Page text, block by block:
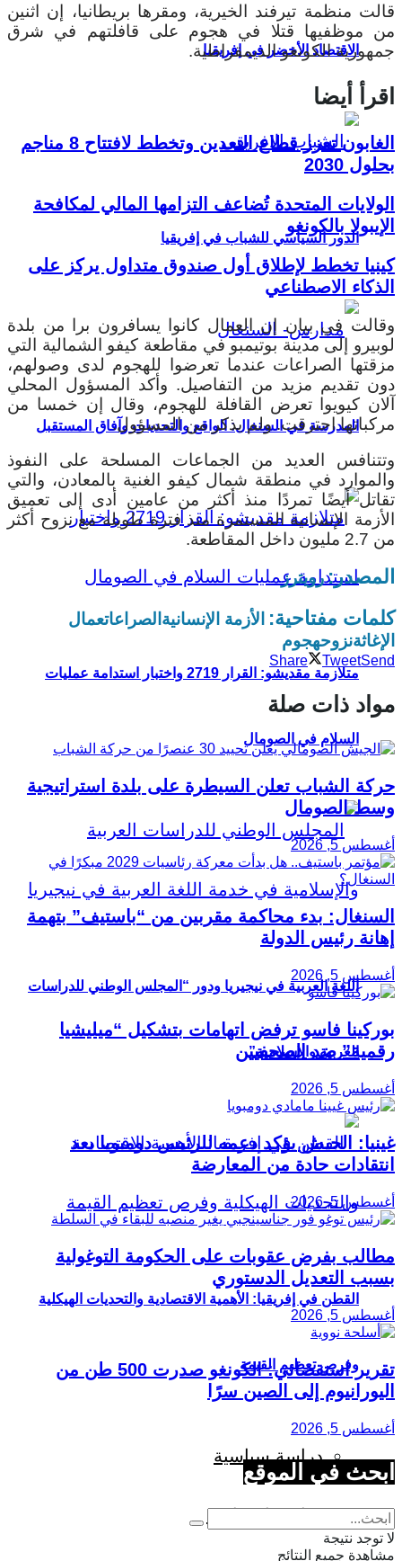
الاقتصاد الأخضر في إفريقيا
الدور السياسي للشباب في إفريقيا
المدرسة في السنغال: الواقع والتحديات وآفاق المستقبل
متلازمة مقديشو: القرار 2719 واختبار استدامة عمليات
السلام في الصومال
اللغة العربية في نيجيريا ودور “المجلس الوطني للدراسات
العربية والإسلامية”
القطن في إفريقيا: الأهمية الاقتصادية والتحديات الهيكلية
وفرص تعظيم القيمة
دراسة سياسية
دراسة اجتماعية
قالت منظمة تيرفند الخيرية، ومقرها بريطانيا، إن اثنين
من موظفيها قتلا في هجوم على قافلتهم في شرق
جمهورية الكونغو الديمقراطية.
اقرأ أيضا
الغابون تعزز قطاع التعدين وتخطط لافتتاح 8 مناجم
بحلول 2030
الولايات المتحدة تُضاعف التزامها المالي لمكافحة
الإيبولا بالكونغو
كينيا تخطط لإطلاق أول صندوق متداول يركز على
الذكاء الاصطناعي
وقالت في بيان إن العمال كانوا يسافرون برا من بلدة
لوبيرو إلى مدينة بوتيمبو في مقاطعة كيفو الشمالية التي
مزقتها الصراعات عندما تعرضوا للهجوم لدى وصولهم،
دون تقديم مزيد من التفاصيل. وأكد المسؤول المحلي
آلان كيويوا تعرض القافلة للهجوم، وقال إن خمسا من
مركباتها احترقت. ولم يذكر من المسؤول.
وتتنافس العديد من الجماعات المسلحة على النفوذ
والموارد في منطقة شمال كيفو الغنية بالمعادن، والتي
تقاتل أيضًا تمردًا منذ أكثر من عامين أدى إلى تعميق
الأزمة الإنسانية المستمرة منذ فترة طويلة مع نزوح أكثر
من 2.7 مليون داخل المقاطعة.
المصدر:رويترز
كلمات مفتاحية: الأزمة الإنسانية الصراعاتعمال
الإغاثةنزوحهجوم
Share TweetSend
مواد ذات صلة
حركة الشباب تعلن السيطرة على بلدة استراتيجية
وسط الصومال
أغسطس 5, 2026
السنغال: بدء محاكمة مقربين من “باستيف” بتهمة
إهانة رئيس الدولة
أغسطس 5, 2026
بوركينا فاسو ترفض اتهامات بتشكيل “ميليشيا
رقمية” ضد الصحفيين
أغسطس 5, 2026
غينيا: الجيش يؤكد دعمه للرئيس دومبويا بعد
انتقادات حادة من المعارضة
أغسطس 5, 2026
مطالب بفرض عقوبات على الحكومة التوغولية
بسبب التعديل الدستوري
أغسطس 5, 2026
تقرير استقصائي: الكونغو صدرت 500 طن من
اليورانيوم إلى الصين سرًا
أغسطس 5, 2026
ابحث في الموقع
لا توجد نتيجة
مشاهدة جميع النتائج